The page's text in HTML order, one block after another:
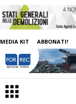
MEDIA KIT ABBONATI!